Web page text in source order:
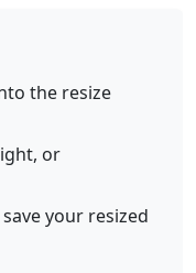
the resize
or
your resized